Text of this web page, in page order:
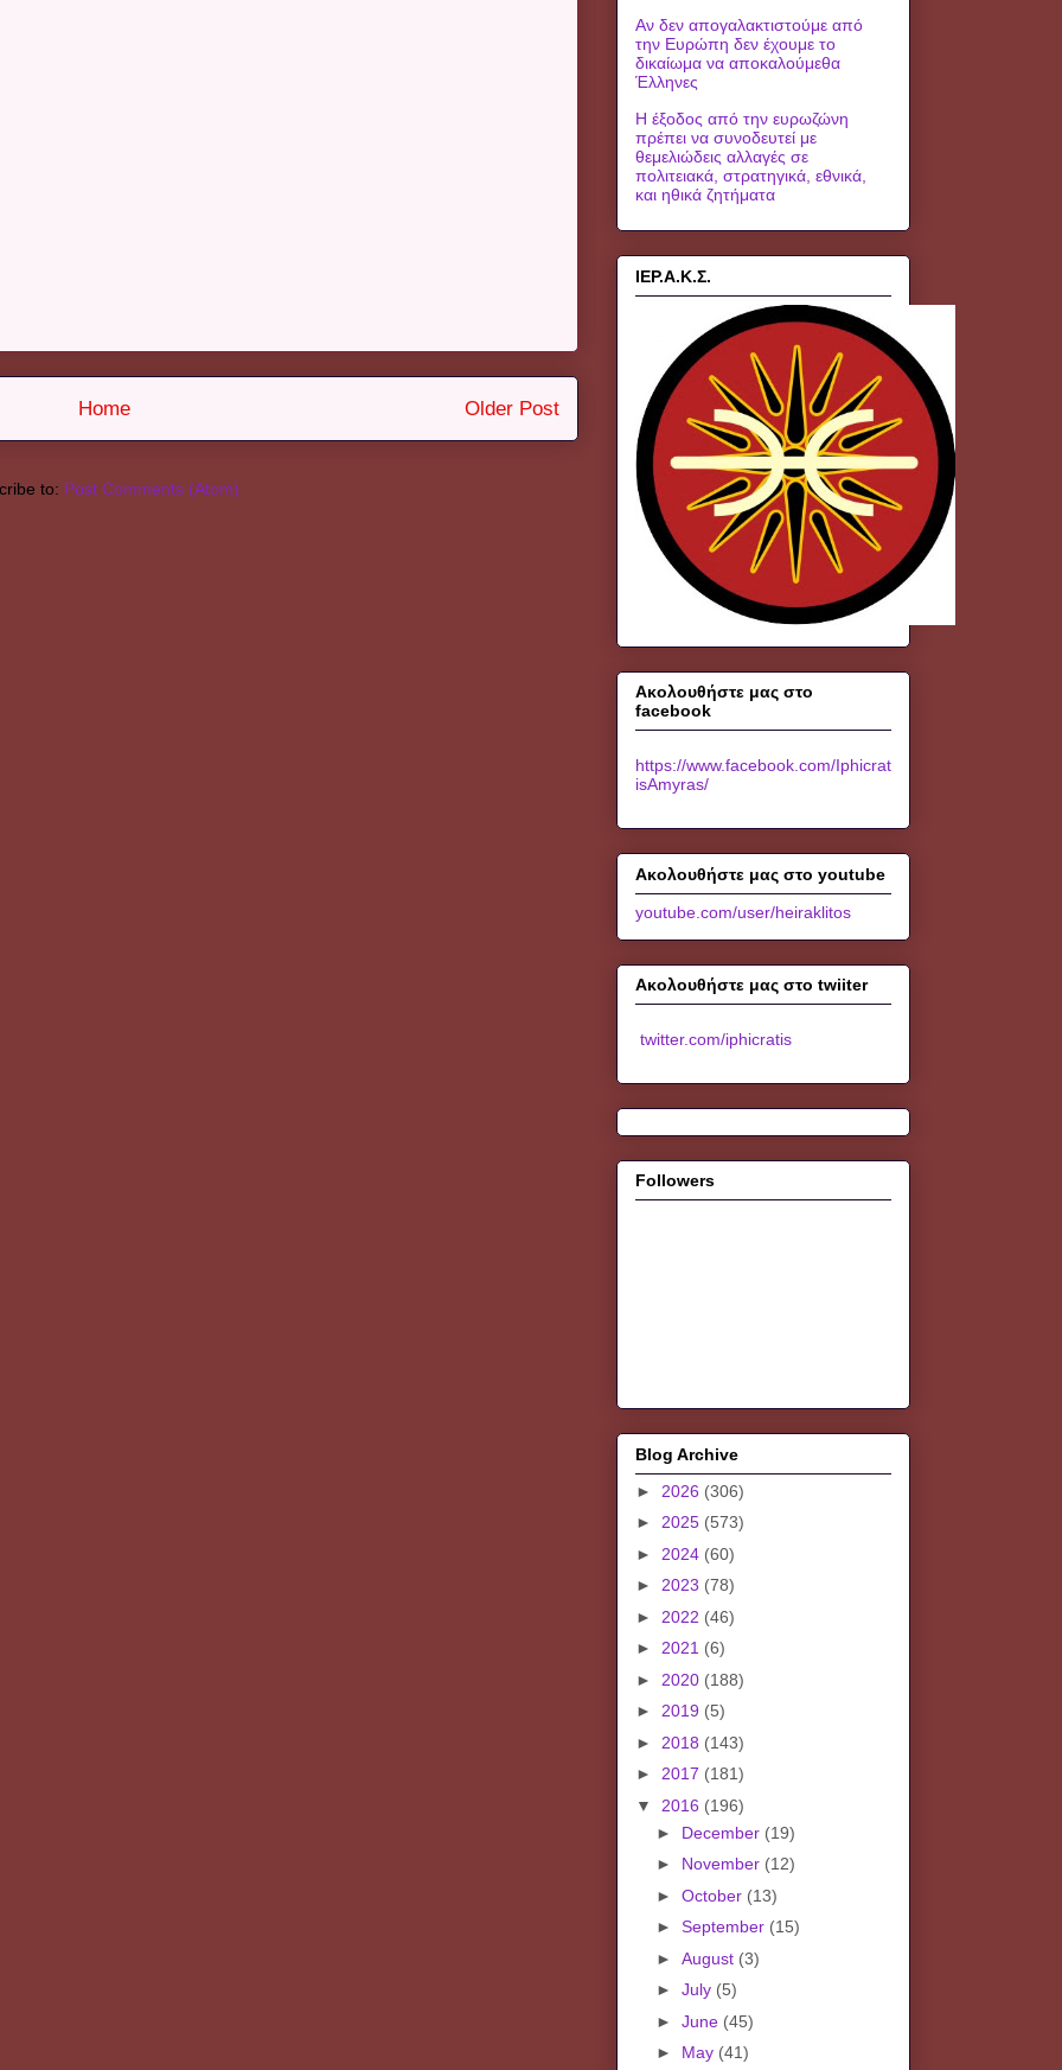
Older Post
Home
to: Post Comments (Atom)
Αν δεν απογαλακτιστούμε από
την Ευρώπη δεν έχουμε το
δικαίωμα να αποκαλούμεθα
Έλληνες
Η έξοδος από την ευρωζώνη
πρέπει να συνοδευτεί με
θεμελιώδεις αλλαγές σε
πολιτειακά, στρατηγικά, εθνικά,
και ηθικά ζητήματα
ΙΕΡ.Α.Κ.Σ.
Ακολουθήστε μας στο
facebook
https://www.facebook.com/Iphicrat
isAmyras/
Ακολουθήστε μας στο youtube
youtube.com/user/heiraklitos
Ακολουθήστε μας στο twiiter
twitter.com/iphicratis
Followers
Blog Archive
► 2026 (306)
► 2025 (573)
► 2024 (60)
► 2023 (78)
► 2022 (46)
► 2021 (6)
► 2020 (188)
► 2019 (5)
► 2018 (143)
► 2017 (181)
▼ 2016 (196)
► December (19)
► November (12)
► October (13)
► September (15)
► August (3)
► July (5)
► June (45)
► May (41)